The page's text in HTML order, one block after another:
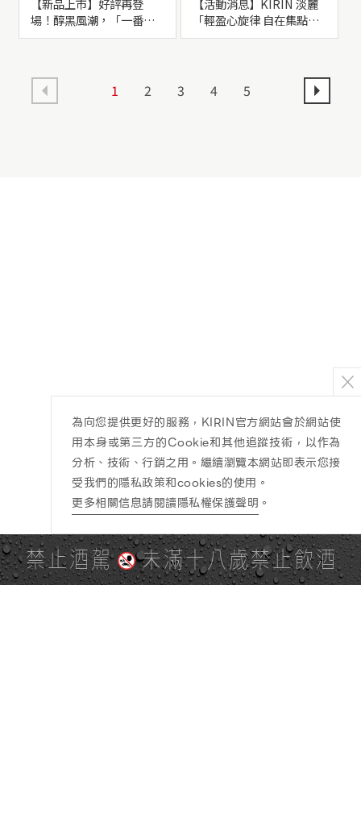
【新品上市】好評再登
場！醇黑風潮，「一番搾
黑啤酒」期間限定上市！
【活動消息】KIRIN 淡麗
「輕盈心旋律 自在集點
送」登錄發票開跑！蒐集
1 2 3 4 5
禁止酒駕 未滿十八歲禁止飲酒
為向您提供更好的服務，KIRIN官方網站會於網站使
用本身或第三方的Cookie和其他追蹤技術，以作為
分析、技術、行銷之用。繼續瀏覽本網站即表示您接
受我們的隱私政策和cookies的使用。
更多相關信息請閱讀隱私權保護聲明 。
PAGE TOP